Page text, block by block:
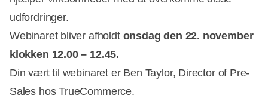
udfordringer.
Webinaret bliver afholdt onsdag den 22. november
klokken 12.00 – 12.45.
Din vært til webinaret er Ben Taylor, Director of Pre-
Sales hos TrueCommerce.